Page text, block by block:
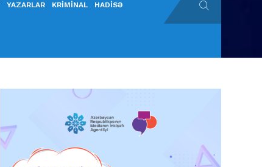
YAZARLAR KRİMİNAL HADİSƏ